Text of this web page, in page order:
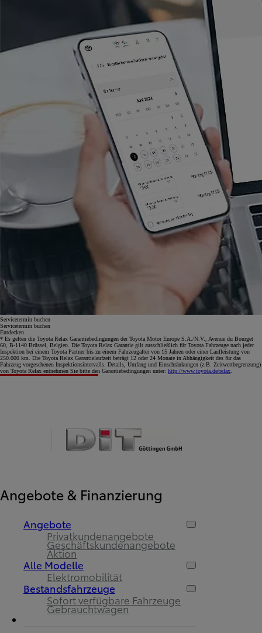
Servicetermin buchen
Servicetermin buchen
Entdecken
* Es gelten die Toyota Relax Garantiebedingungen der Toyota Motor Europe S.A./N.V., Avenue du Bourget
60, B-1140 Brüssel, Belgien. Die Toyota Relax Garantie gilt ausschließlich für Toyota Fahrzeuge nach jeder
Inspektion bei einem Toyota Partner bis zu einem Fahrzeugalter von 15 Jahren oder einer Laufleistung von
250.000 km. Die Toyota Relax Garantielaufzeit beträgt 12 oder 24 Monate in Abhängigkeit des für das
Fahrzeug vorgesehenen Inspektionsintervalls. Details, Umfang und Einschränkungen (z.B. Zeitwertbegrenzung)
von Toyota Relax entnehmen Sie bitte den Garantiebedingungen unter: http://www.toyota.de/relax.
Angebote & Finanzierung
Angebote
Privatkundenangebote
Geschäftskundenangebote
Aktion
Alle Modelle
Elektromobilität
Bestandsfahrzeuge
Sofort verfügbare Fahrzeuge
Gebrauchtwagen